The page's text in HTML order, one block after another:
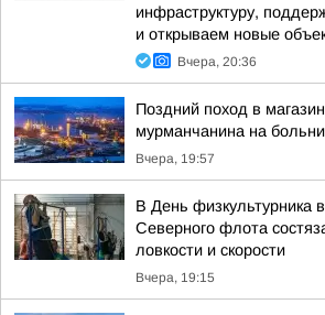
инфраструктуру,
и открываем новые
Вчера, 20:36
Поздний поход в
мурманчанина на
Вчера, 19:57
В День физкультурника
Северного флота
ловкости и скорости
Вчера, 19:15